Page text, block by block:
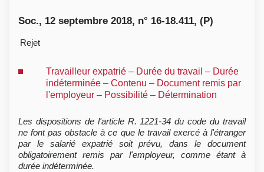
Soc., 12 septembre 2018, n° 16-18.411, (P)
Rejet
Travailleur expatrié – Durée du travail – Durée
indéterminée – Contenu – Document remis par
l'employeur – Possibilité – Détermination
Les dispositions de l'article R. 1221-34 du code du travail
ne font pas obstacle à ce que le travail exercé à l'étranger
par le salarié expatrié soit prévu, dans le document
obligatoirement remis par l'employeur, comme étant à
durée indéterminée.